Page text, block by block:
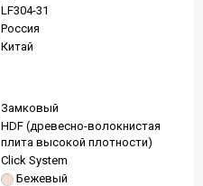
LF304-31
Россия
Китай
Замковый
HDF (древесно-волокнистая
плита высокой плотности)
Click System
Бежевый